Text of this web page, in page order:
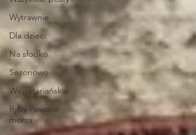
Wytrawnie
Dla dzieci
Na słodko
Sezonowo
Wegetariańskie
Ryby i owoce
morza